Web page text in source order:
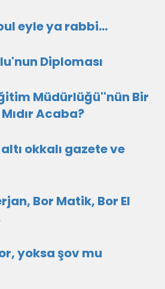
eyle ya rabbi...
Diploması
Müdürlüğü''nün Bir
Acaba?
okkalı gazete ve
Bor Matik, Bor El
yoksa şov mu